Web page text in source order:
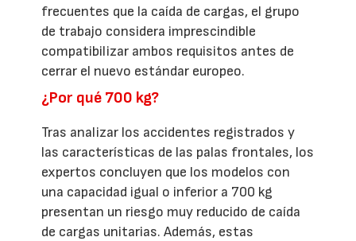
frecuentes que la caída de cargas, el grupo
de trabajo considera imprescindible
compatibilizar ambos requisitos antes de
cerrar el nuevo estándar europeo.
¿Por qué 700 kg?
Tras analizar los accidentes registrados y
las características de las palas frontales, los
expertos concluyen que los modelos con
una capacidad igual o inferior a 700 kg
presentan un riesgo muy reducido de caída
de cargas unitarias. Además, estas